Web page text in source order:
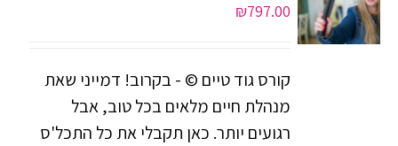
₪797.00
קורס גוד טיים © - בקרוב! דמייני שאת
מנהלת חיים מלאים בכל טוב, אבל
רגועים יותר. כאן תקבלי את כל התכל'ס